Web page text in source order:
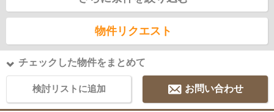
物件リクエスト
チェックした物件をまとめて
検討リストに追加 お問い合わせ